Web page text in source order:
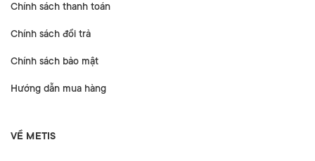
Chính sách thanh toán
Chính sách đổi trả
Chính sách bảo mật
Hướng dẫn mua hàng
VỀ METIS